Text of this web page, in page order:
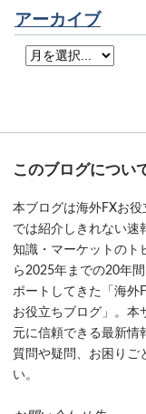
アーカイブ
このブログについ
本ブログは海外FXお
では紹介しきれない速
知識・マーケットのト
ら2025年までの20年
ポートしてきた「海外
お役立ちブログ」。本
元に信頼できる最新情
質問や疑問、お困りご
い。